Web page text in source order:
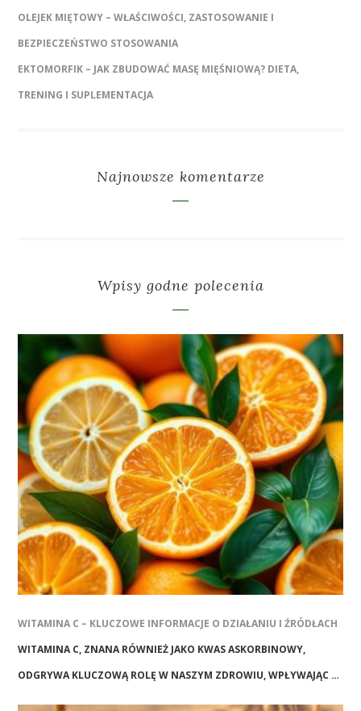
OLEJEK MIĘTOWY – WŁAŚCIWOŚCI, ZASTOSOWANIE I
BEZPIECZEŃSTWO STOSOWANIA
EKTOMORFIK – JAK ZBUDOWAĆ MASĘ MIĘŚNIOWĄ? DIETA,
TRENING I SUPLEMENTACJA
Najnowsze komentarze
Wpisy godne polecenia
WITAMINA C – KLUCZOWE INFORMACJE O DZIAŁANIU I ŹRÓDŁACH
WITAMINA C, ZNANA RÓWNIEŻ JAKO KWAS ASKORBINOWY,
ODGRYWA KLUCZOWĄ ROLĘ W NASZYM ZDROWIU, WPŁYWAJĄC …